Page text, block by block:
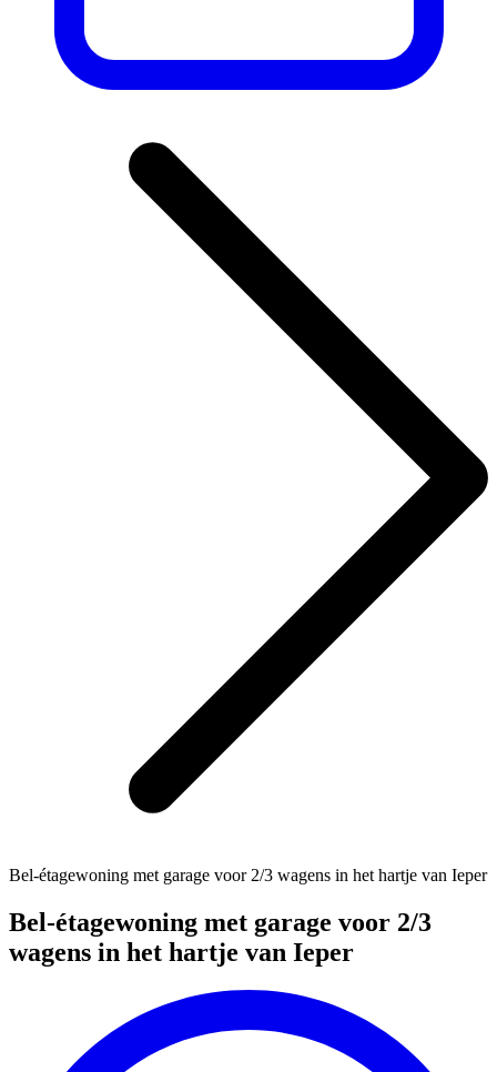
Bel-étagewoning met garage voor 2/3 wagens in het hartje van Ieper
Bel-étagewoning met garage voor 2/3
wagens in het hartje van Ieper